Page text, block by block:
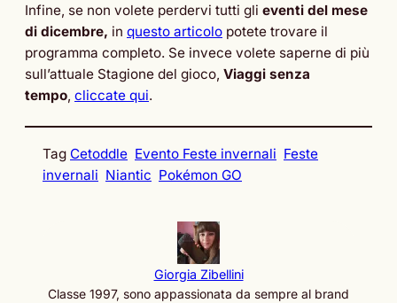
Infine, se non volete perdervi tutti gli eventi del mese
di dicembre, in questo articolo potete trovare il
programma completo. Se invece volete saperne di più
sull’attuale Stagione del gioco, Viaggi senza
tempo, cliccate qui.
Tag Cetoddle Evento Feste invernali Feste
invernali Niantic Pokémon GO
Giorgia Zibellini
Classe 1997, sono appassionata da sempre al brand